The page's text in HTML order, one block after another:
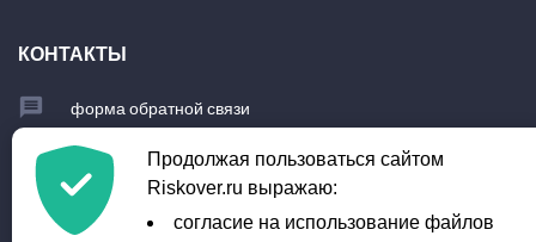
КОНТАКТЫ
форма обратной связи
+7 (903) 779-23-95
info@riskover.ru
Продолжая пользоваться сайтом
Riskover.ru выражаю:
согласие на использование файлов